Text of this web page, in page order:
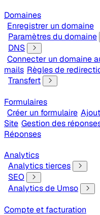
Domaines
Enregistrer un domaine
Paramètres du domaine
DNS
Connecter un domaine
mails Règles de
Transfert
Formulaires
Créer un formulaire
Site Gestion des
Réponses
Analytics
Analytics tierces
SEO
Analytics de Umso
Compte et facturation